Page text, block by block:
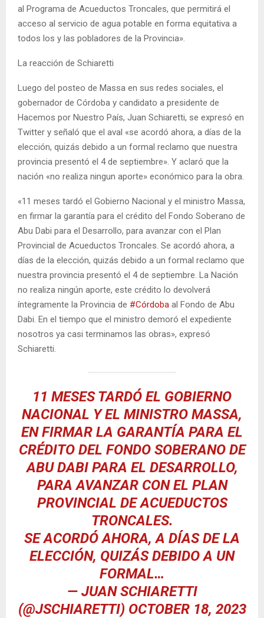
al Programa de Acueductos Troncales, que permitirá el
acceso al servicio de agua potable en forma equitativa a
todos los y las pobladores de la Provincia».
La reacción de Schiaretti
Luego del posteo de Massa en sus redes sociales, el
gobernador de Córdoba y candidato a presidente de
Hacemos por Nuestro País, Juan Schiaretti, se expresó en
Twitter y señaló que el aval «se acordó ahora, a días de la
elección, quizás debido a un formal reclamo que nuestra
provincia presentó el 4 de septiembre». Y aclaró que la
nación «no realiza ningun aporte» económico para la obra.
«11 meses tardó el Gobierno Nacional y el ministro Massa,
en firmar la garantía para el crédito del Fondo Soberano de
Abu Dabi para el Desarrollo, para avanzar con el Plan
Provincial de Acueductos Troncales. Se acordó ahora, a
días de la elección, quizás debido a un formal reclamo que
nuestra provincia presentó el 4 de septiembre. La Nación
no realiza ningún aporte, este crédito lo devolverá
íntegramente la Provincia de #Córdoba al Fondo de Abu
Dabi. En el tiempo que el ministro demoró el expediente
nosotros ya casi terminamos las obras», expresó
Schiaretti.
11 MESES TARDÓ EL GOBIERNO
NACIONAL Y EL MINISTRO MASSA,
EN FIRMAR LA GARANTÍA PARA EL
CRÉDITO DEL FONDO SOBERANO DE
ABU DABI PARA EL DESARROLLO,
PARA AVANZAR CON EL PLAN
PROVINCIAL DE ACUEDUCTOS
TRONCALES.
SE ACORDÓ AHORA, A DÍAS DE LA
ELECCIÓN, QUIZÁS DEBIDO A UN
FORMAL…
— JUAN SCHIARETTI
(@JSCHIARETTI) OCTOBER 18, 2023